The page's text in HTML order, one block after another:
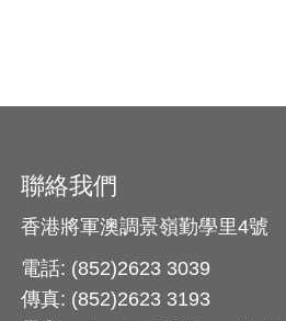
聯絡我們
香港將軍澳調景嶺勤學里4號
電話: (852)2623 3039
傳真: (852)2623 3193